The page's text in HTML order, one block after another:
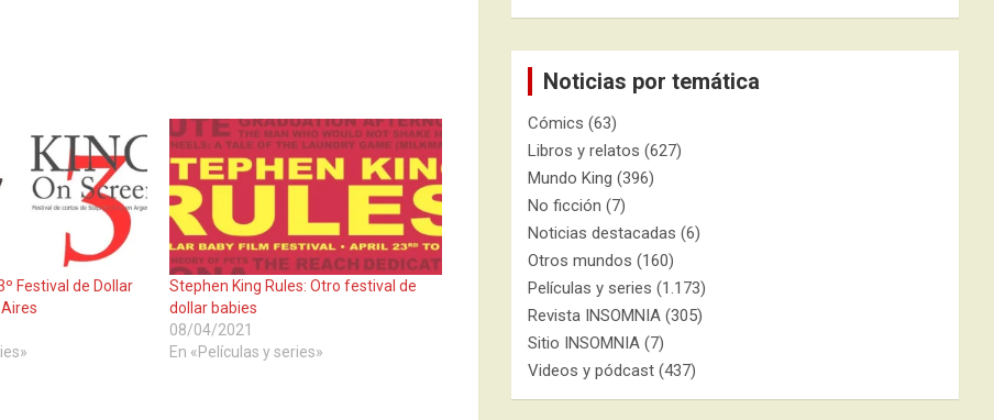
Festival de Dollar
Stephen King Rules: Otro festival de
dollar babies
08/04/2021
En «Películas y series»
Noticias por temática
Cómics (63)
Libros y relatos (627)
Mundo King (396)
No ficción (7)
Noticias destacadas (6)
Otros mundos (160)
Películas y series (1.173)
Revista INSOMNIA (305)
Sitio INSOMNIA (7)
Videos y pódcast (437)